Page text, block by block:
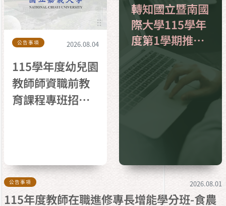
公告事項 2026.08.04
115學年度幼兒園
教師師資職前教
育課程專班招生
轉知國立暨南國
際大學115學年
度第1學期推廣
教育課程招生海
報
公告事項 2026.08.01
115年度教師在職進修專長增能學分班-食農